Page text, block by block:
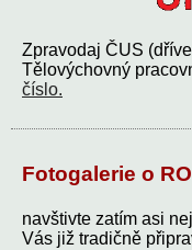
Zpravodaj ČUS
Tělovýchovný
číslo.
Fotogalerie o
navštivte zatím asi
Vás již tradičně